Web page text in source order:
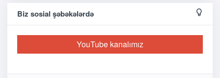
Biz sosial şəbəkələrdə
YouTube kanalımız